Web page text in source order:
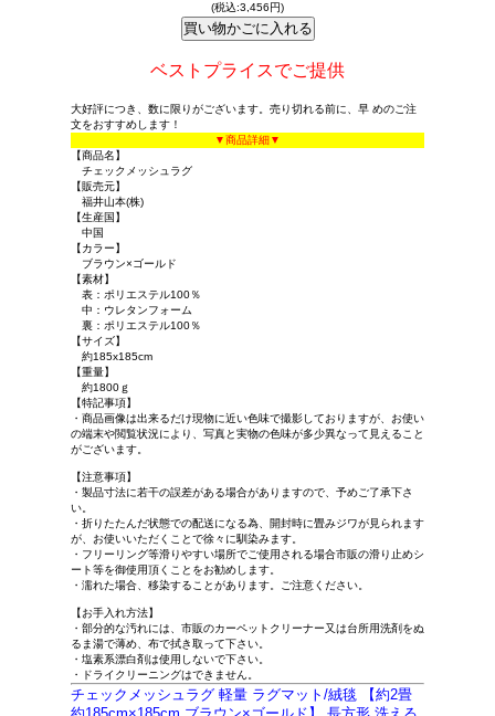
(税込:3,456円)
ベストプライスでご提供
大好評につき、数に限りがございます。売り切れる前に、早 めのご注
文をおすすめします！
▼商品詳細▼
【商品名】
チェックメッシュラグ
【販売元】
福井山本(株)
【生産国】
中国
【カラー】
ブラウン×ゴールド
【素材】
表：ポリエステル100％
中：ウレタンフォーム
裏：ポリエステル100％
【サイズ】
約185x185cm
【重量】
約1800ｇ
【特記事項】
・商品画像は出来るだけ現物に近い色味で撮影しておりますが、お使い
の端末や閲覧状況により、写真と実物の色味が多少異なって見えること
がございます。
【注意事項】
・製品寸法に若干の誤差がある場合がありますので、予めご了承下さ
い。
・折りたたんだ状態での配送になる為、開封時に畳みジワが見られます
が、お使いいただくことで徐々に馴染みます。
・フリーリング等滑りやすい場所でご使用される場合市販の滑り止めシ
ート等を御使用頂くことをお勧めします。
・濡れた場合、移染することがあります。ご注意ください。
【お手入れ方法】
・部分的な汚れには、市販のカーペットクリーナー又は台所用洗剤をぬ
るま湯で薄め、布で拭き取って下さい。
・塩素系漂白剤は使用しないで下さい。
・ドライクリーニングはできません。
チェックメッシュラグ 軽量 ラグマット/絨毯 【約2畳